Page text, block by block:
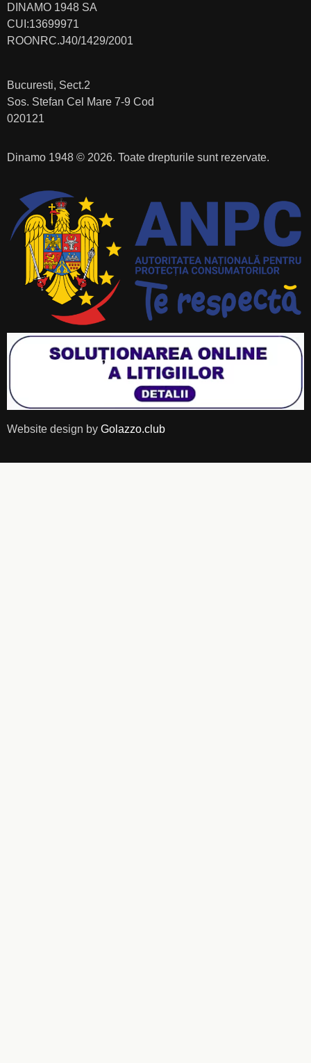
DINAMO 1948 SA
CUI:13699971
ROONRC.J40/1429/2001
Bucuresti, Sect.2
Sos. Stefan Cel Mare 7-9 Cod
020121
Dinamo 1948 © 2026. Toate drepturile sunt rezervate.
Website design by Golazzo.club